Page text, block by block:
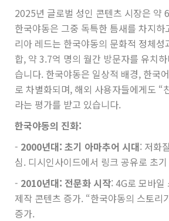
2025년 글로벌 성인 콘텐츠 시장은 약
한국야동은 그중 독특한 틈새를 차지하
리아 레드는 한국야동의 문화적 정체성
합, 약 3.7억 명의 월간 방문자를 유치
습니다. 한국야동은 일상적 배경, 한국
로 차별화되며, 해외 사용자들에게도 “
라는 평가를 받고 있습니다.
한국야동의 진화:
- 2000년대: 초기 아마추어 시대: 저화
심. 디시인사이드에서 링크 공유로 초
- 2010년대: 전문화 시작: 4G로 모바일
제작 콘텐츠 증가. “한국야동의 스토리
증가.